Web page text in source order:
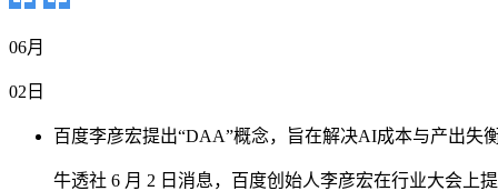
06月
02日
百度李彦宏提出“DAA”概念，旨在解决AI成本与产出失
牛透社 6 月 2 日消息，百度创始人李彦宏在行业大会上